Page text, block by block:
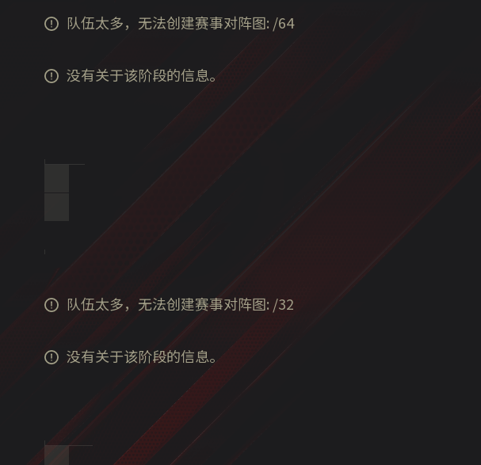
队伍太多，无法创建赛事对阵图: /64
没有关于该阶段的信息。
队伍太多，无法创建赛事对阵图: /32
没有关于该阶段的信息。